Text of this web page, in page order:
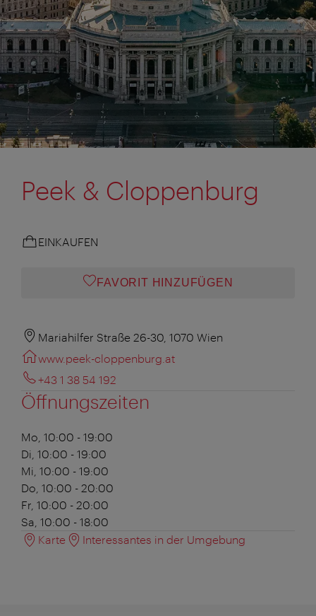
Peek & Cloppenburg
EINKAUFEN
FAVORIT HINZUFÜGEN
Mariahilfer Straße 26-30, 1070 Wien
www.peek-cloppenburg.at
+43 1 38 54 192
Öffnungszeiten
Mo, 10:00 - 19:00
Di, 10:00 - 19:00
Mi, 10:00 - 19:00
Do, 10:00 - 20:00
Fr, 10:00 - 20:00
Sa, 10:00 - 18:00
Karte
Interessantes in der Umgebung